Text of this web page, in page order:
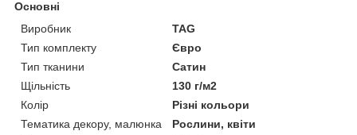
Основні
Виробник
TAG
Тип комплекту
Євро
Тип тканини
Сатин
Щільність
130 г/м2
Колір
Різні кольори
Тематика декору, малюнка
Рослини, квіти